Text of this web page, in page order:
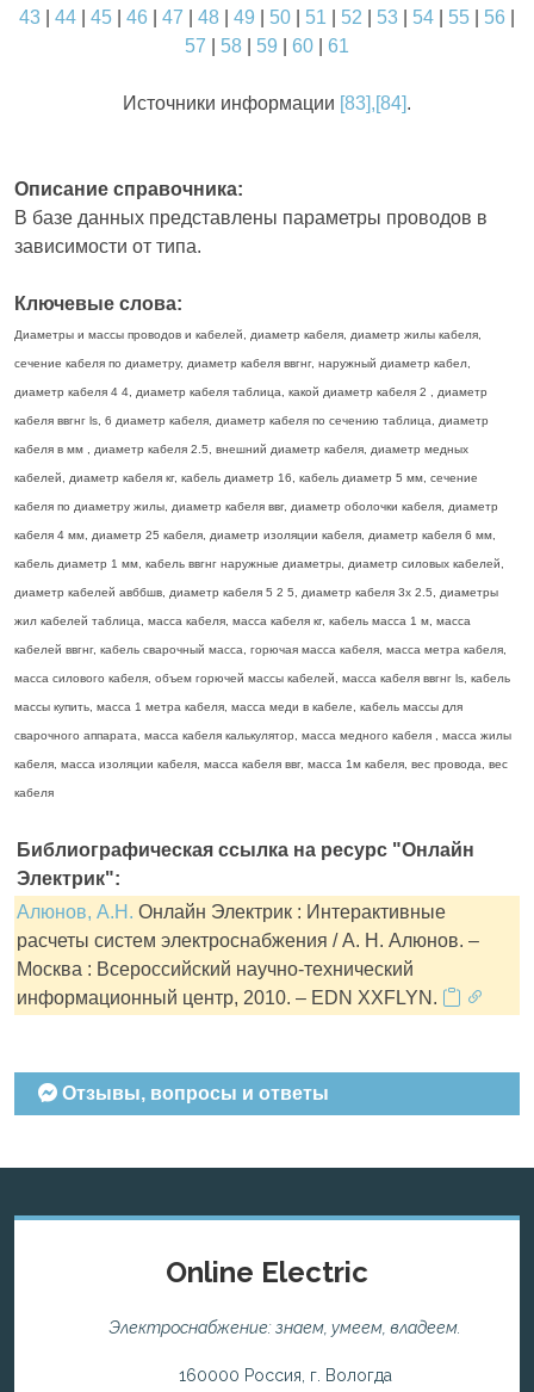
43 44 45 46 47 48 49 50 51 52 53 54 55 56
57
58 59 60 61
Источники информации [83],[84].
Описание справочника:
В базе данных представлены параметры проводов в
зависимости от типа.
Ключевые слова:
Диаметры и массы проводов и кабелей, диаметр кабеля, диаметр жилы кабеля,
сечение кабеля по диаметру, диаметр кабеля ввгнг, наружный диаметр кабел,
диаметр кабеля 4 4, диаметр кабеля таблица, какой диаметр кабеля 2 , диаметр
кабеля ввгнг ls, 6 диаметр кабеля, диаметр кабеля по сечению таблица, диаметр
кабеля в мм , диаметр кабеля 2.5, внешний диаметр кабеля, диаметр медных
кабелей, диаметр кабеля кг, кабель диаметр 16, кабель диаметр 5 мм, сечение
кабеля по диаметру жилы, диаметр кабеля ввг, диаметр оболочки кабеля, диаметр
кабеля 4 мм, диаметр 25 кабеля, диаметр изоляции кабеля, диаметр кабеля 6 мм,
кабель диаметр 1 мм, кабель ввгнг наружные диаметры, диаметр силовых кабелей,
диаметр кабелей авббшв, диаметр кабеля 5 2 5, диаметр кабеля 3х 2.5, диаметры
жил кабелей таблица, масса кабеля, масса кабеля кг, кабель масса 1 м, масса
кабелей ввгнг, кабель сварочный масса, горючая масса кабеля, масса метра кабеля,
масса силового кабеля, объем горючей массы кабелей, масса кабеля ввгнг ls, кабель
массы купить, масса 1 метра кабеля, масса меди в кабеле, кабель массы для
сварочного аппарата, масса кабеля калькулятор, масса медного кабеля , масса жилы
кабеля, масса изоляции кабеля, масса кабеля ввг, масса 1м кабеля, вес провода, вес
кабеля
Библиографическая ссылка на ресурс "Онлайн
Электрик":
Алюнов, А.Н. Онлайн Электрик : Интерактивные
расчеты систем электроснабжения / А. Н. Алюнов. –
Москва : Всероссийский научно-технический
информационный центр, 2010. – EDN XXFLYN.
Отзывы, вопросы и ответы
Online Electric
Электроснабжение: знаем, умеем, владеем.
160000 Россия, г. Вологда